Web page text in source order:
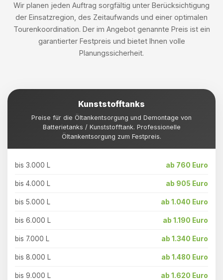
Wir planen jeden Auftrag sorgfältig unter Berücksichtigung
der Einsatzregion, des Zeitaufwands und einer optimalen
Tourenkoordination. Der im Angebot genannte Preis ist ein
garantierter Festpreis und bietet Ihnen volle
Planungssicherheit.
Kunststofftanks
Preise für die Öltankentsorgung und Demontage von
Batterietanks / Kunststofftank. Professionelle
Öltankentsorgung zum Festpreis.
bis 3.000 L ab 760 Euro
bis 4.000 L ab 905 Euro
bis 5.000 L ab 1.040 Euro
bis 6.000 L ab 1.190 Euro
bis 7.000 L ab 1.340 Euro
bis 8.000 L ab 1.480 Euro
bis 9.000 L ab 1.620 Euro